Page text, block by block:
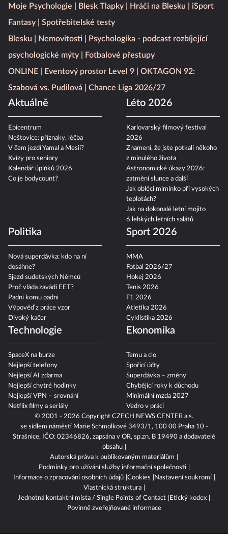
© 2001 - 2026 Copyright CZECH NEWS CENTER a.s.
se sídlem náměstí Marie Schmolkové 3493/1, 100 00 Praha 10 -
Strašnice, IČO: 02346826, zapsána v OR, sp.zn. B 19490 a dodavatelé
obsahu
Autorská práva k publikovaným materiálům
Podmínky pro užívání služby informační společnosti
Informace o zpracování osobních údajů Cookies
Nastavení soukromí
Vlastnická struktura
Jednotná kontaktní místa / Single Points of Contact
Etický kodex
Povinně zveřejňované informace
Moje Psychologie Blesk Tlapky Hráči na Blesku
iSport
Fantasy
Spotřebitelské testy
Blesku
Nemovitosti
Psychologika - podcast rozbíjející
psychologické mýty
Fotbalové přestupy
ONLINE
Eventový prostor Level 9
OKTAGON 92:
Szabová vs. Pudilová
Chance Liga 2026/27
Aktuálně
Epicentrum
Neštovice: příznaky, léčba
V čem jezdí Yamal a Mesii?
Kvízy pro seniory
Kalendář úplňků 2026
Co je bodycount?
Léto 2026
Karlovarský filmový festival
2026
Znamení, že jste potkali někoho
z minulého života
Astronomické úkazy 2026:
zatmění slunce a další
Jak obléci miminko při vysokých
teplotách?
Jak na dokonalé letní mojito
6 lehkých letních salátů
Politika
Nová superdávka: kdo na ní
dosáhne?
Sjezd sudetských Němců
Proč vláda zavádí EET?
Padni komu padni
Výpověď z práce vzor
Divoký kačer
Sport 2026
MMA
Fotbal 2026/27
Hokej 2026
Tenis 2026
F1 2026
Atletika 2026
Cyklistika 2026
Technologie
SpaceX na burze
Nejlepší telefony
Nejlepší AI zdarma
Nejlepší chytré hodinky
Nejlepší VPN – srovnání
Netflix filmy a seriály
Ekonomika
Temu a clo
Spořicí účty
Superdávka – změny
Chybějící roky k důchodu
Minimální mzda 2027
Vedro v práci